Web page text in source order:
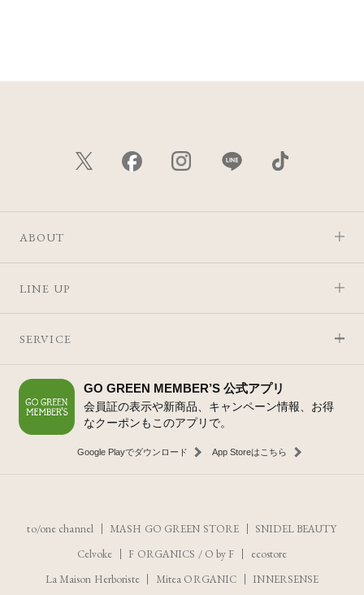
ABOUT
LINE UP
SERVICE
GO GREEN MEMBER’S 公式アプリ
会員証の表示や新商品、キャンペーン情報、お得
なクーポンもこのアプリで。
Google Playでダウンロード App Storeはこちら
to/one channel MASH GO GREEN STORE
SNIDEL BEAUTY
Celvoke
F ORGANICS / O by F
ecostore
La Maison Herboriste
Mitea ORGANIC INNERSENSE